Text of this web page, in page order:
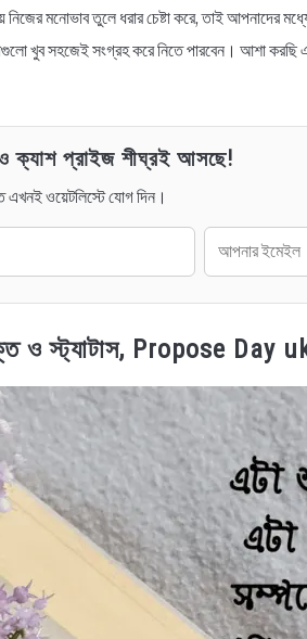
নিজের মনোভাব তুলে ধরার চেষ্টা করে, তাই আপনাদের
খুব সহজেই সংগ্রহ করে নিতে পারবেন। আশা করছি
ও ক্যাশ প্রাইজ শীঘ্রই আসছে!
ওয়েটলিস্টে যোগ দিন।
ও স্ট্যাটাস, Propose Day